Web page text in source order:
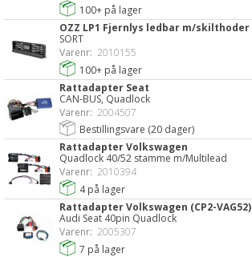
100+ på lager
OZZ LP1 Fjernlys ledbar m/skilthoder
SORT
Varenr: 2010155
100+ på lager
Rattadapter Seat
CAN-BUS, Quadlock
Varenr: 2004507
Bestillingsvare (20 dager)
Rattadapter Volkswagen
Quadlock 40/52 stamme m/Multilead
Varenr: 2010394
4på lager
Rattadapter Volkswagen (CP2-VAG52)
Audi Seat 40pin Quadlock
Varenr: 2005307
7 på lager